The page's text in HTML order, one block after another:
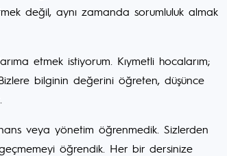
değil, aynı zamanda sorumluluk almak
etmek istiyorum. Kıymetli hocalarım;
bilginin değerini öğreten, düşünce
veya yönetim öğrenmedik. Sizlerden
öğrendik. Her bir dersinize